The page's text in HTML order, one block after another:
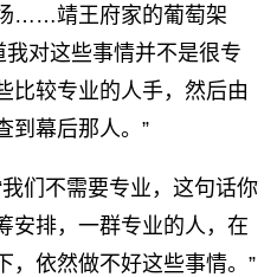
……靖王府家的葡萄架
我对这些事情并不是很专
比较专业的人手，然后由
到幕后那人。”
们不需要专业，这句话你
安排，一群专业的人，在
，依然做不好这些事情。”